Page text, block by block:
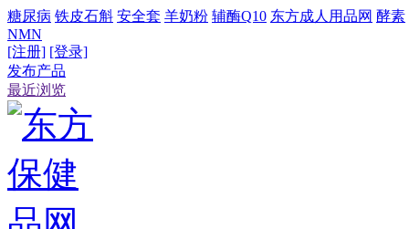
糖尿病 铁皮石斛 安全套 羊奶粉 辅酶Q10 东方成人用品网 酵素
NMN
[注册] [登录]
发布产品
最近浏览